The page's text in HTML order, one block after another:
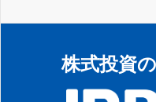
株式投資